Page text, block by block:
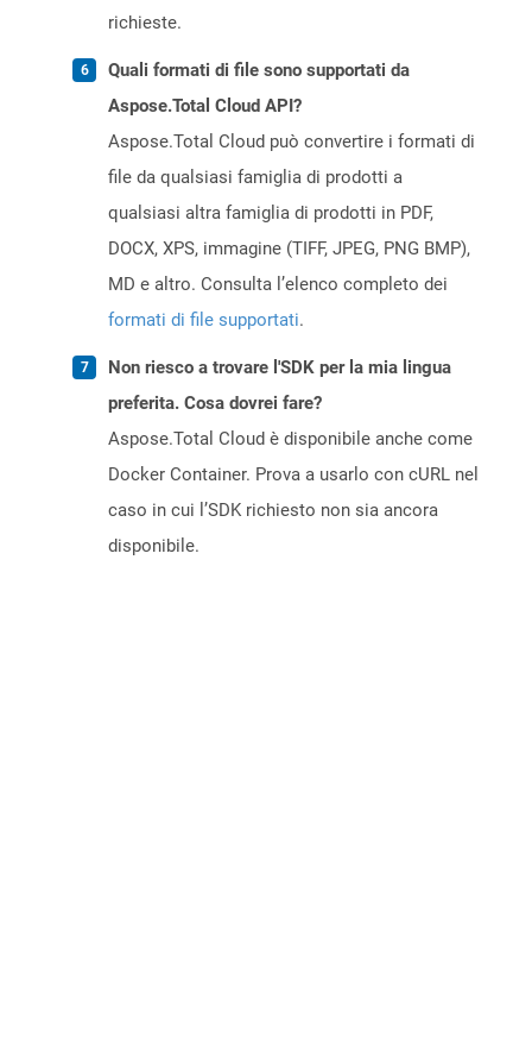
richieste.
Quali formati di file sono supportati da
Aspose.Total Cloud API?
Aspose.Total Cloud può convertire i formati di
file da qualsiasi famiglia di prodotti a
qualsiasi altra famiglia di prodotti in PDF,
DOCX, XPS, immagine (TIFF, JPEG, PNG BMP),
MD e altro. Consulta l’elenco completo dei
formati di file supportati.
Non riesco a trovare l'SDK per la mia lingua
preferita. Cosa dovrei fare?
Aspose.Total Cloud è disponibile anche come
Docker Container. Prova a usarlo con cURL nel
caso in cui l’SDK richiesto non sia ancora
disponibile.